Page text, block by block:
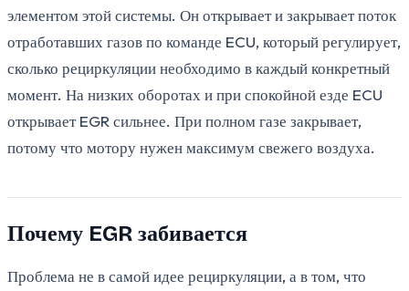
элементом этой системы. Он открывает и закрывает поток
отработавших газов по команде ECU, который регулирует,
сколько рециркуляции необходимо в каждый конкретный
момент. На низких оборотах и при спокойной езде ECU
открывает EGR сильнее. При полном газе закрывает,
потому что мотору нужен максимум свежего воздуха.
Почему EGR забивается
Проблема не в самой идее рециркуляции, а в том, что